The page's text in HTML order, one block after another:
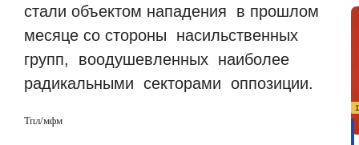
стали объектом нападения в прошлом
месяце со стороны насильственных
групп, воодушевленных наиболее
радикальными секторами оппозиции.
Тпл/мфм